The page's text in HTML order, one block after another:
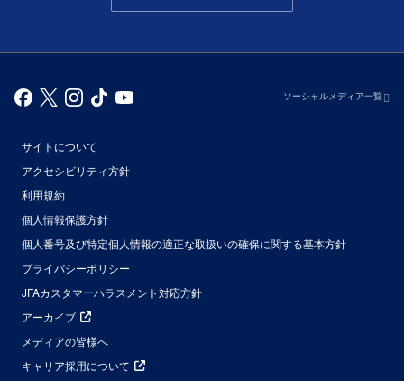
ソーシャルメディア一覧
サイトについて
アクセシビリティ方針
利用規約
個人情報保護方針
個人番号及び特定個人情報の適正な取扱いの確保に関する基本方針
プライバシーポリシー
JFAカスタマーハラスメント対応方針
アーカイブ
メディアの皆様へ
キャリア採用について